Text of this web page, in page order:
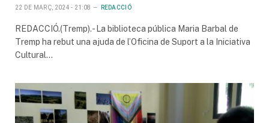
22 DE MARÇ, 2024 - 21:08 REDACCIÓ
REDACCIÓ.(Tremp).- La biblioteca pública Maria Barbal de
Tremp ha rebut una ajuda de l’Oficina de Suport a la Iniciativa
Cultural…